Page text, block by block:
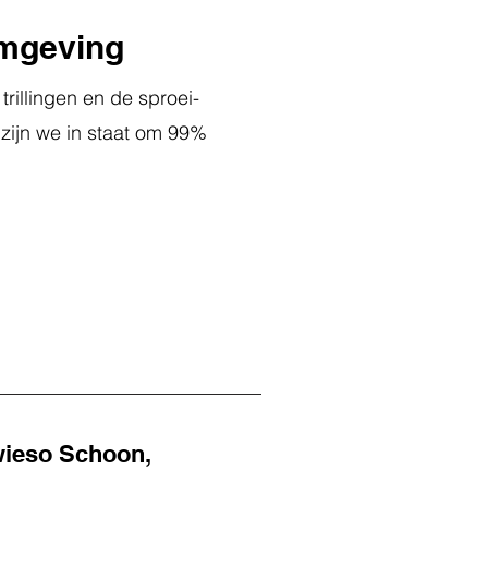
en de sproei-
we in staat om 99%
Schoon,